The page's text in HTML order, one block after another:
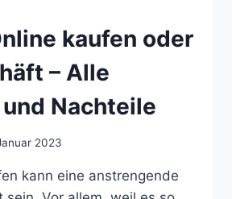
kaufen oder
– Alle
Nachteile​
2023
kann eine anstrengende